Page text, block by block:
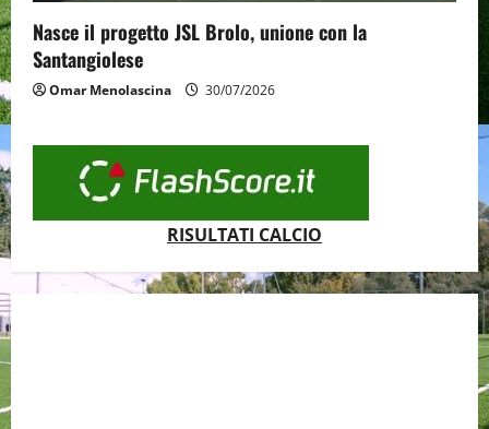
Nasce il progetto JSL Brolo, unione con la
Santangiolese
Omar Menolascina 30/07/2026
RISULTATI CALCIO